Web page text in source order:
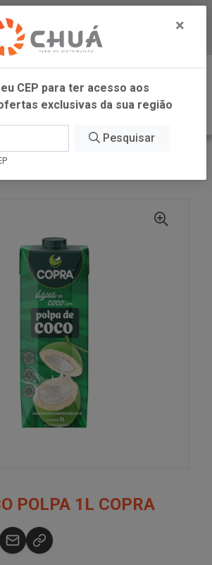
Baixe já nosso APP
0
ALIMENTOS
POLPA 1L COPRA
×
CEP para ter acesso aos
exclusivas da sua região
Pesquisar